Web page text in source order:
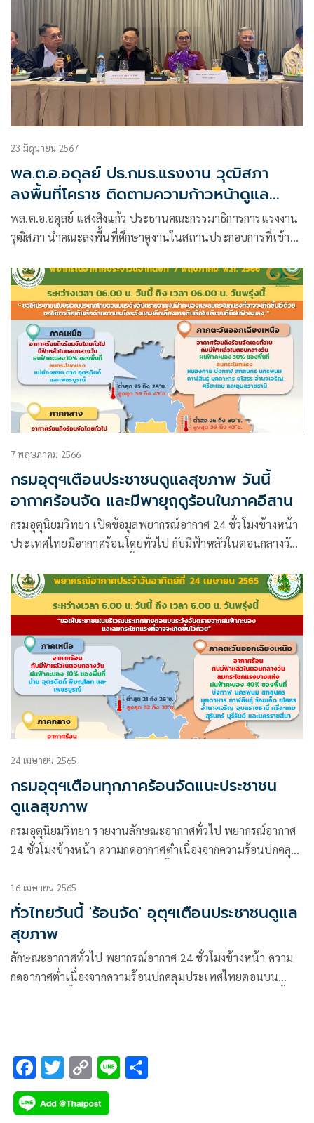
23 มิถุนายน 2567
พล.ต.อ.อดุลย์ ปธ.กมธ.แรงงาน วุฒิสภา
ลงพื้นที่โคราช ติดตามความก้าวหน้าดูแล
สุขภาพผู้ประกันตนเชิงรุกในสถานประกอบการ
พล.ต.อ.อดุลย์ แสงสิงแก้ว ประธานคณะกรรมาธิการการแรงงาน
วุฒิสภา นำคณะลงพื้นที่ศึกษาดูงานในสถานประกอบการที่เข้า
7 พฤษภาคม 2566
กรมอุตุฯเตือนประชาชนดูแลสุขภาพ วันนี้
อากาศร้อนจัด และมีพายุฤดูร้อนในภาคอีสาน
กรมอุตุนิยมวิทยา เปิดข้อมูลพยากรณ์อากาศ 24 ชั่วโมงข้างหน้า
ประเทศไทยมีอากาศร้อนโดยทั่วไป กับมีฟ้าหลัวในตอนกลางวัน
ให้ประชาชนดูแลรักษาสุขภาพ และระวังโรคลมแดดเนื่องจาก
สภาพอากาศที่ร้อนถึงร้อนจัด
24 เมษายน 2565
กรมอุตุฯเตือนทุกภาคร้อนจัดแนะประชาชน
ดูแลสุขภาพ
กรมอุตุนิยมวิทยา รายงานลักษณะอากาศทั่วไป พยากรณ์อากาศ
24 ชั่วโมงข้างหน้า ความกดอากาศต่ำเนื่องจากความร้อนปกคลุม
อุณหภูมิสูงขึ้น
16 เมษายน 2565
ทั่วไทยวันนี้ 'ร้อนจัด' อุตุฯเตือนประชาชนดูแล
สุขภาพ
ลักษณะอากาศทั่วไป พยากรณ์อากาศ 24 ชั่วโมงข้างหน้า ความ
กดอากาศต่ำเนื่องจากความร้อนปกคลุมประเทศไทยตอนบน
F
ac
e
T
wi
tt
C
o
p
Li